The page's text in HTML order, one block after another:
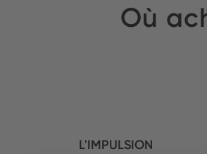
Où
L'IMPULSION